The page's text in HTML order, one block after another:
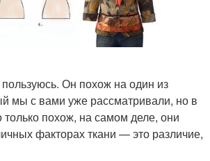
Он похож на один из
мы с вами уже рассматривали, но в
только похож, на самом деле, они
факторах ткани — это различие,